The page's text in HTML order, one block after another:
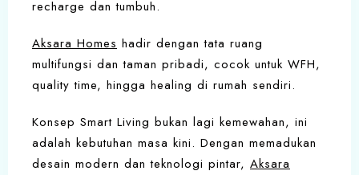
recharge dan tumbuh.
Aksara Homes hadir dengan tata ruang
multifungsi dan taman pribadi, cocok untuk WFH,
quality time, hingga healing di rumah sendiri.
Konsep Smart Living bukan lagi kemewahan, ini
adalah kebutuhan masa kini. Dengan memadukan
desain modern dan teknologi pintar, Aksara